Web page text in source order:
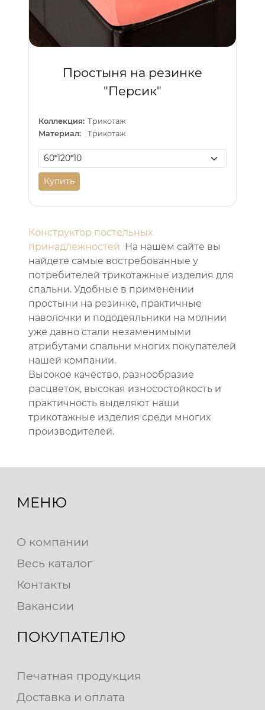
Простыня на резинке
"Персик"
Коллекция: Трикотаж
Материал:
Трикотаж
Купить
Конструктор постельных
принадлежностей На нашем сайте вы
найдете самые востребованные у
потребителей трикотажные изделия для
спальни. Удобные в применении
простыни на резинке, практичные
наволочки и пододеяльники на молнии
уже давно стали незаменимыми
атрибутами спальни многих покупателей
нашей компании.
Высокое качество, разнообразие
расцветок, высокая износостойкость и
практичность выделяют наши
трикотажные изделия среди многих
производителей.
МЕНЮ
О компании
Весь каталог
Контакты
Вакансии
ПОКУПАТЕЛЮ
Печатная продукция
Доставка и оплата